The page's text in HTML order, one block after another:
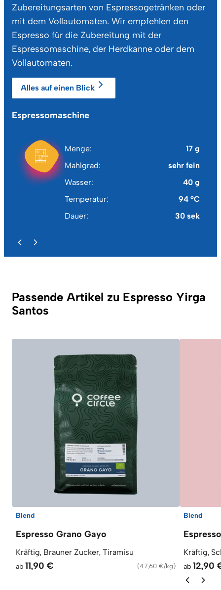
Zubereitungsarten von Espressogetränken oder
mit dem Vollautomaten. Wir empfehlen den
Espresso für die Zubereitung mit der
Espressomaschine, der Herdkanne oder dem
Vollautomaten.
Alles auf einen Blick
Espressomaschine
Menge
17 g
Mahlgrad
sehr fein
Wasser
40 g
Temperatur
94 °C
Dauer
30 sek
Passende Artikel zu Espresso Yirga
Santos
Blend
Espresso Grano Gayo
Kräftig, Brauner Zucker, Tiramisu
ab 11,90 € (47,60 €/kg)
Blend
Kräftig,
ab 12,90